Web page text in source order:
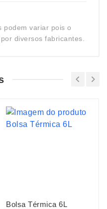
podem variar pois o
diversos fabricantes.
Bolsa Térmica 6L